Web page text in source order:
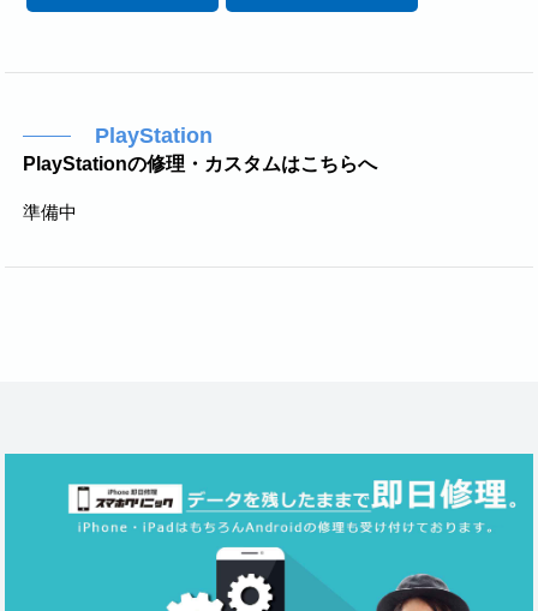
PlayStation
PlayStationの修理・カスタムはこちらへ
準備中